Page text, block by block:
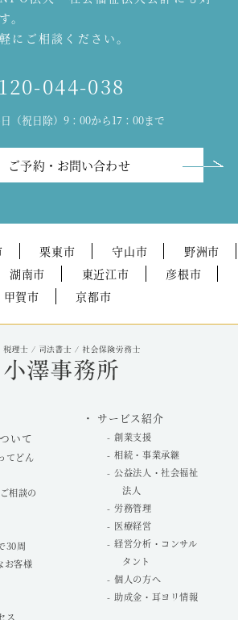
。
にご相談ください。
044-038
日（祝日除）9：00から17：00まで
ご予約・お問い合わせ
栗東市 守山市
野洲市
湖南市 東近江市
彦根市
甲賀市
京都市
いて
てどん
相談の
30周
お客様
ス
サービス紹介
創業支援
相続・事業承継
公益法人・社会福祉
法人
労務管理
医療経営
経営分析・コンサル
タント
個人の方へ
助成金・耳ヨリ情報